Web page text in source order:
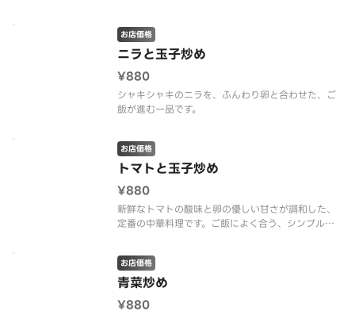
ニラと玉子炒め
お店価格
¥880
シャキシャキのニラを、ふんわり卵と合わせた、ご
飯が進む一品です。
トマトと玉子炒め
お店価格
¥880
新鮮なトマトの酸味と卵の優しい甘さが調和した、
定番の中華料理です。ご飯によく合う、シンプルな
青菜炒め
お店価格
¥880